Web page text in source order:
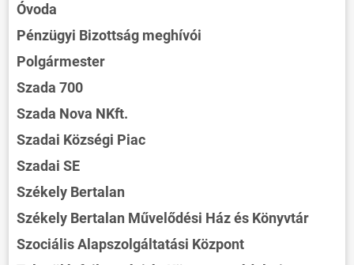
Óvoda
Pénzügyi Bizottság meghívói
Polgármester
Szada 700
Szada Nova NKft.
Szadai Községi Piac
Szadai SE
Székely Bertalan
Székely Bertalan Művelődési Ház és Könyvtár
Szociális Alapszolgáltatási Központ